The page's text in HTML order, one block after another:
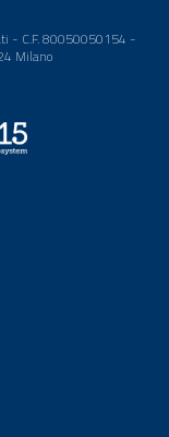
- C.F. 80050050154 -
Milano